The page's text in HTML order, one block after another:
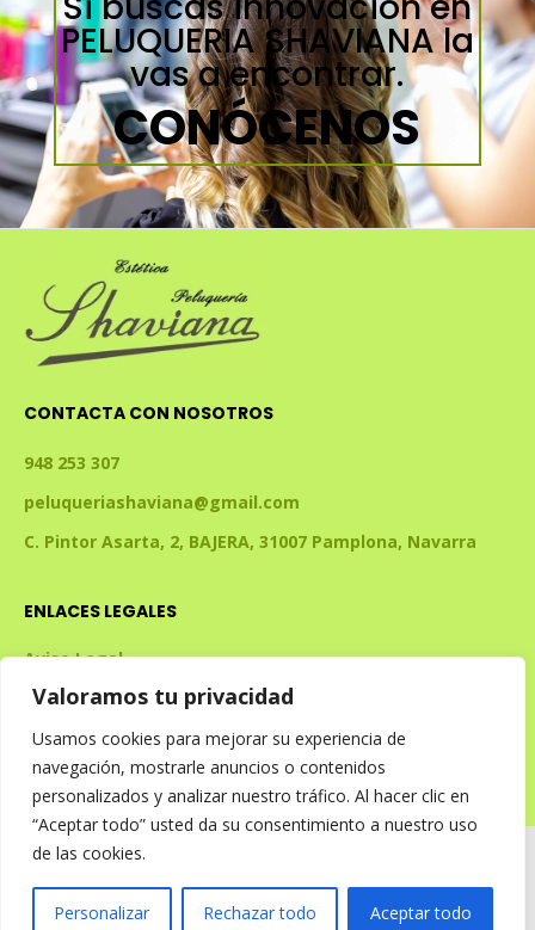
Valoramos tu privacidad
Usamos cookies para mejorar su experiencia de
navegación, mostrarle anuncios o contenidos
personalizados y analizar nuestro tráfico. Al hacer clic en
“Aceptar todo” usted da su consentimiento a nuestro uso
de las cookies.
Personalizar Rechazar todo Aceptar todo
PELUQUERIA SHAVIANA la
vas a encontrar.
CONÓCENOS
CONTACTA CON NOSOTROS
948 253 307
peluqueriashaviana@gmail.com
C. Pintor Asarta, 2, BAJERA, 31007 Pamplona, Navarra
ENLACES LEGALES
Aviso Legal
Política de Privacidad
Política de Cookies
Declaración de Accesibilidad
© 2026 PELUQUERIA SHAVIANA